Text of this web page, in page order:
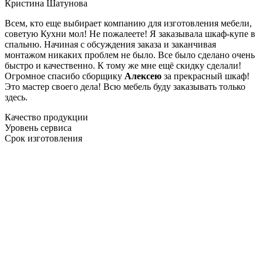
Кристина Шатунова
Всем, кто еще выбирает компанию для изготовления мебели,
советую Кухни мол! Не пожалеете! Я заказывала шкаф-купе в
спальню. Начиная с обсуждения заказа и заканчивая
монтажом никаких проблем не было. Все было сделано очень
быстро и качественно. К тому же мне ещё скидку сделали!
Огромное спасибо сборщику Алексею за прекрасный шкаф!
Это мастер своего дела! Всю мебель буду заказывать только
здесь.
Качество продукции
Уровень сервиса
Срок изготовления